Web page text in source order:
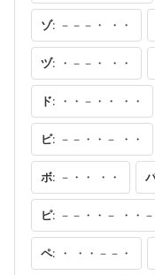
ゾ: －－－・ ・・
ヅ: ・－－・ ・・
ド: ・・－・・ ・・
ビ: －－・・－ ・・
ボ: －・・ ・・
ピ: －－・・－ ・・－
ペ: ・ ・・－－・